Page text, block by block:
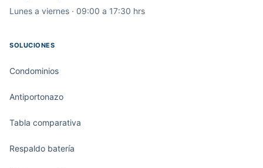
Lunes a viernes · 09:00 a 17:30 hrs
SOLUCIONES
Condominios
Antiportonazo
Tabla comparativa
Respaldo batería